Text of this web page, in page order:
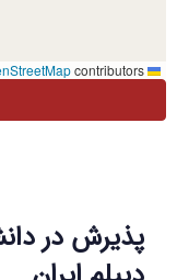
پذیرش در
contributors